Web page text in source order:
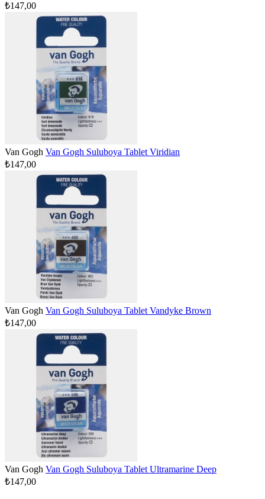
₺147,00
Van Gogh Van Gogh Suluboya Tablet Viridian
₺147,00
Van Gogh Van Gogh Suluboya Tablet Vandyke Brown
₺147,00
Van Gogh Van Gogh Suluboya Tablet Ultramarine Deep
₺147,00